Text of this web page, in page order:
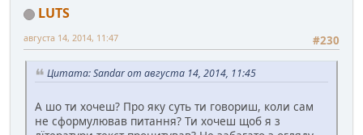
LUTS
#230
августа 14, 2014, 11:47
Цитата: Sandar от августа 14, 2014, 11:45
А шо ти хочеш? Про яку суть ти говориш, коли сам
не сформулював питання? Ти хочеш щоб я з